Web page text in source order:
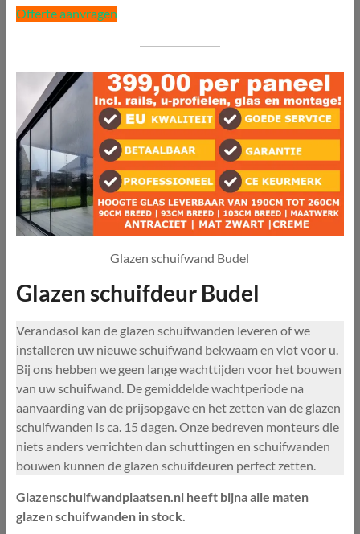
Offerte aanvragen
Glazen schuifwand Budel
Glazen schuifdeur Budel
Verandasol kan de glazen schuifwanden leveren of we
installeren uw nieuwe schuifwand bekwaam en vlot voor u.
Bij ons hebben we geen lange wachttijden voor het bouwen
van uw schuifwand. De gemiddelde wachtperiode na
aanvaarding van de prijsopgave en het zetten van de glazen
schuifwanden is ca. 15 dagen. Onze bedreven monteurs die
niets anders verrichten dan schuttingen en schuifwanden
bouwen kunnen de glazen schuifdeuren perfect zetten.
Glazenschuifwandplaatsen.nl heeft bijna alle maten
glazen schuifwanden in stock.